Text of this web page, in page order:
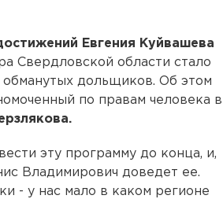
Евгения Куйвашева
Свердловской области стало
дольщиков. Об этом
по правам человека в
эту программу до конца, и,
Владимирович доведет ее.
- у нас мало в каком регионе